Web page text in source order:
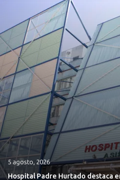
5 agosto, 2026
Hospital Padre Hurtado destaca